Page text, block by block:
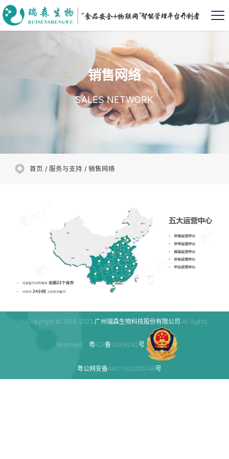
销售网络
SALES NETWORK
首页 /服务与支持 /销售网络
Copyright © 2018-2023 广州瑞森生物科技股份有限公司 All Rights
Reserved. 粤ICP备13006042号
粤公网安备44011302005748号